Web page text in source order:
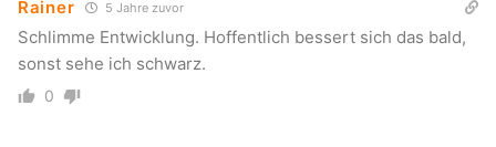
Rainer 5 Jahre zuvor
Schlimme Entwicklung. Hoffentlich bessert sich das bald,
sonst sehe ich schwarz.
0